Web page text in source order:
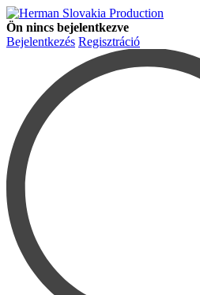
Ön nincs bejelentkezve
Bejelentkezés Regisztráció